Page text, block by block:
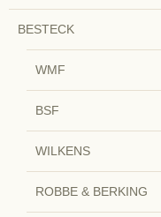
BESTECK
WMF
BSF
WILKENS
ROBBE & BERKING